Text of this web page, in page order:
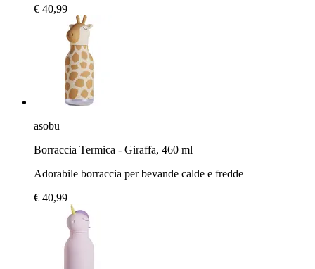
€ 40,99
asobu
Borraccia Termica - Giraffa, 460 ml
Adorabile borraccia per bevande calde e fredde
€ 40,99